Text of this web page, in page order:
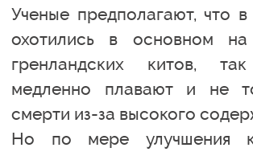
Ученые предполагают, что
охотились в основном
гренландских китов,
медленно плавают и не
смерти из-за высокого
Но по мере улучшения